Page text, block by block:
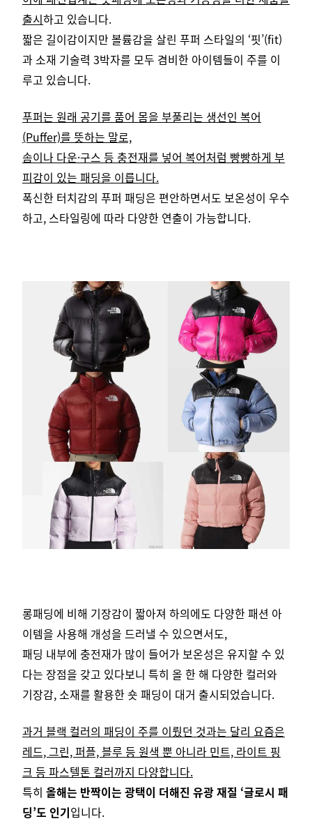
출시하고 있습니다.
짧은 길이감이지만 볼륨감을 살린 푸퍼 스타일의 ‘핏’(fit)
과 소재 기술력 3박자를 모두 겸비한 아이템들이 주를 이
루고 있습니다.
푸퍼는 원래 공기를 품어 몸을 부풀리는 생선인 복어
(Puffer)를 뜻하는 말로,
솜이나 다운·구스 등 충전재를 넣어 복어처럼 빵빵하게 부
피감이 있는 패딩을 이릅니다.
폭신한 터치감의 푸퍼 패딩은 편안하면서도 보온성이 우수
하고, 스타일링에 따라 다양한 연출이 가능합니다.
롱패딩에 비해 기장감이 짧아져 하의에도 다양한 패션 아
이템을 사용해 개성을 드러낼 수 있으면서도,
패딩 내부에 충전재가 많이 들어가 보온성은 유지할 수 있
다는 장점을 갖고 있다보니 특히 올 한 해 다양한 컬러와
기장감, 소재를 활용한 숏 패딩이 대거 출시되었습니다.
과거 블랙 컬러의 패딩이 주를 이뤘던 것과는 달리 요즘은
레드, 그린, 퍼플, 블루 등 원색 뿐 아니라 민트, 라이트 핑
크 등 파스텔톤 컬러까지 다양합니다.
특히 올해는 반짝이는 광택이 더해진 유광 재질 ‘글로시 패
딩’도 인기입니다.